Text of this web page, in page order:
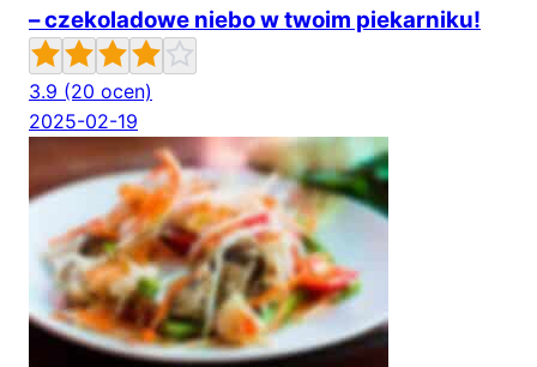
– czekoladowe niebo w twoim piekarniku!
3.9 (20 ocen)
2025-02-19